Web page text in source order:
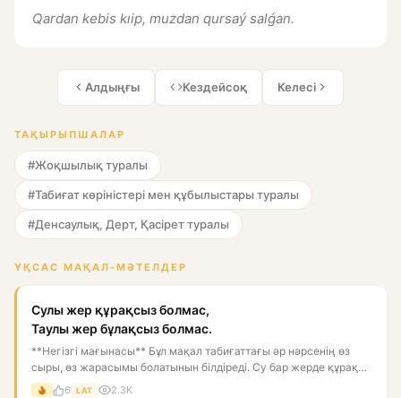
Qardan kebis kıip, muzdan qursaý salǵan.
Алдыңғы Кездейсоқ Келесі
ТАҚЫРЫПШАЛАР
#Жоқшылық туралы
#Табиғат көріністері мен құбылыстары туралы
#Денсаулық, Дерт, Қасірет туралы
ҰҚСАС МАҚАЛ-МӘТЕЛДЕР
Сулы жер құрақсыз болмас,
Таулы жер бұлақсыз болмас.
**Негізгі мағынасы** Бұл мақал табиғаттағы әр нәрсенің өз
сыры, өз жарасымы болатынын білдіреді. Су бар жерде құрақ
өсед...
6 LAT 2.3K